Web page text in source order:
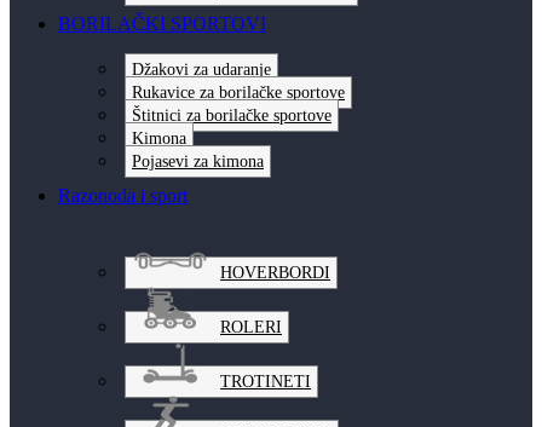
BORILAČKI SPORTOVI
Džakovi za udaranje
Rukavice za borilačke sportove
Štitnici za borilačke sportove
Kimona
Pojasevi za kimona
Razonoda i sport
HOVERBORDI
ROLERI
TROTINETI